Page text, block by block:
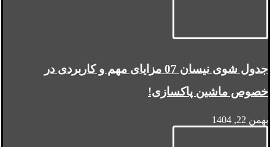
جدول شوی نیسان 07 مزایای مهم و کاربردی در
خصوص ماشین پاکسازی!
بهمن 22, 1404